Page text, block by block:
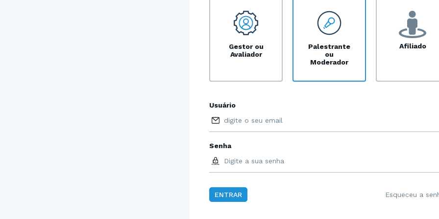
Gestor ou
Avaliador
Palestrante
ou
Moderador
Afiliado
Usuário
Senha
Esqueceu a